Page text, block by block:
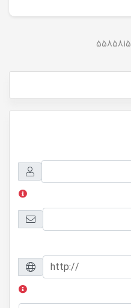
5585815